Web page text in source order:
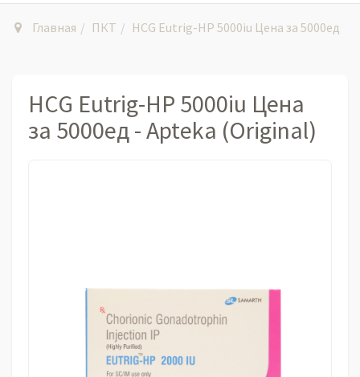
Главная ПКТ HCG Eutrig-HP 5000iu Цена за 5000ед
HCG Eutrig-HP 5000iu Цена
за 5000ед - Apteka (Original)